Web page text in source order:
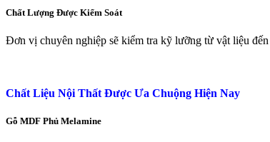
Chất Lượng Được Kiểm Soát
Đơn vị chuyên nghiệp sẽ kiểm tra kỹ lưỡng từ vật liệu
Chất Liệu Nội Thất Được Ưa Chuộng Hiện Nay
Gỗ MDF Phủ Melamine